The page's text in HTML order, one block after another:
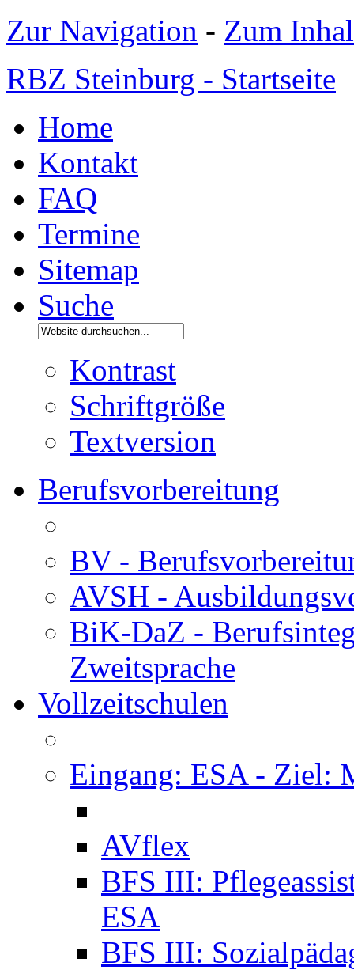
Zur Navigation - Zum
RBZ Steinburg - Startseite
Home
Kontakt
FAQ
Termine
Sitemap
Suche
Kontrast
Schriftgröße
Textversion
Berufsvorbereitung
BV -
AVSH -
BiK-DaZ -
Zweitsprache
Vollzeitschulen
Eingang: ESA - Ziel:
AVflex
BFS III:
ESA
BFS III: